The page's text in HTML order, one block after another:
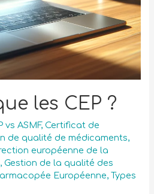
les CEP ?
vs ASMF,Certificat de
de qualité de médicaments,
européenne de la
,Gestion de la qualité des
Européenne,Types